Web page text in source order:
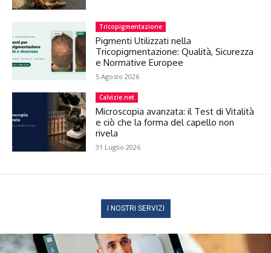
Tricopigmentazione
Pigmenti Utilizzati nella
Tricopigmentazione: Qualità, Sicurezza
e Normative Europee
5 Agosto 2026
Calvizie.net
Microscopia avanzata: il Test di Vitalità
e ciò che la forma del capello non
rivela
31 Luglio 2026
I NOSTRI SERVIZI